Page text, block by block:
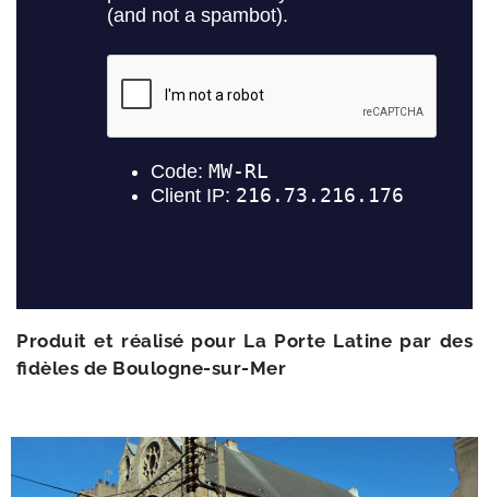
Produit et réa­li­sé pour La Porte Latine par des
fidèles de Boulogne-sur-Mer